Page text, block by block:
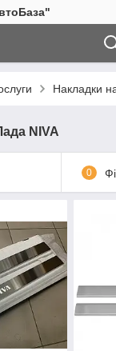
Накладки
NIVA
0